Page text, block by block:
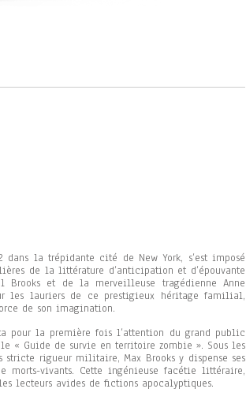
la trépidante cité de New York, s’est imposé
de la littérature d’anticipation et d’épouvante
Brooks et de la merveilleuse tragédienne Anne
les lauriers de ce prestigieux héritage familial,
de son imagination.
pour la première fois l’attention du grand public
« Guide de survie en territoire zombie ». Sous les
stricte rigueur militaire, Max Brooks y dispense ses
morts-vivants. Cette ingénieuse facétie littéraire,
lecteurs avides de fictions apocalyptiques.